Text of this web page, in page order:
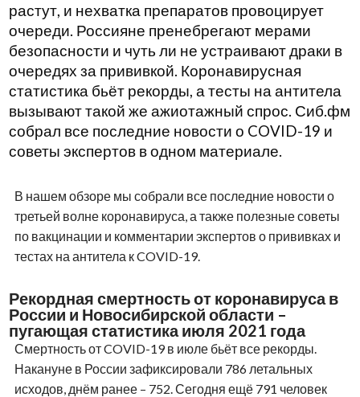
растут, и нехватка препаратов провоцирует
очереди. Россияне пренебрегают мерами
безопасности и чуть ли не устраивают драки в
очередях за прививкой. Коронавирусная
статистика бьёт рекорды, а тесты на антитела
вызывают такой же ажиотажный спрос. Сиб.фм
собрал все последние новости о COVID-19 и
советы экспертов в одном материале.
В нашем обзоре мы собрали все последние новости о
третьей волне коронавируса, а также полезные советы
по вакцинации и комментарии экспертов о прививках и
тестах на антитела к COVID-19.
Рекордная смертность от коронавируса в
России и Новосибирской области –
пугающая статистика июля 2021 года
Смертность от COVID-19 в июле бьёт все рекорды.
Накануне в России зафиксировали 786 летальных
исходов, днём ранее – 752. Сегодня ещё 791 человек